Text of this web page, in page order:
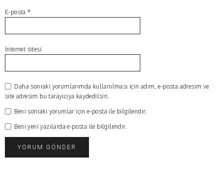
E-posta*
İnternet sitesi
Daha sonraki yorumlarımda kullanılması için adım, e-posta adresim ve
site adresim bu tarayıcıya kaydedilsin.
Beni sonraki yorumlar için e-posta ile bilgilendir.
Beni yeni yazılarda e-posta ile bilgilendir.